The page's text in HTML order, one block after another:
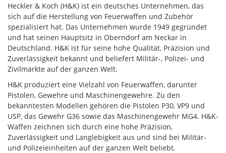
Heckler & Koch (H&K) ist ein deutsches Unternehmen, das
sich auf die Herstellung von Feuerwaffen und Zubehör
spezialisiert hat. Das Unternehmen wurde 1949 gegründet
und hat seinen Hauptsitz in Oberndorf am Neckar in
Deutschland. H&K ist für seine hohe Qualität, Präzision und
Zuverlässigkeit bekannt und beliefert Militär-, Polizei- und
Zivilmärkte auf der ganzen Welt.
H&K produziert eine Vielzahl von Feuerwaffen, darunter
Pistolen, Gewehre und Maschinengewehre. Zu den
bekanntesten Modellen gehören die Pistolen P30, VP9 und
USP, das Gewehr G36 sowie das Maschinengewehr MG4. H&K-
Waffen zeichnen sich durch eine hohe Präzision,
Zuverlässigkeit und Langlebigkeit aus und sind bei Militär-
und Polizeieinheiten auf der ganzen Welt beliebt.